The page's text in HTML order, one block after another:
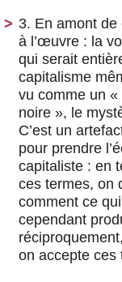
3. En amont
à l’œuvre : la
qui serait
capitalisme
vu comme un
noire », le
C’est un
pour prendre
capitaliste : en
ces termes, on
comment ce
cependant
on accepte ces